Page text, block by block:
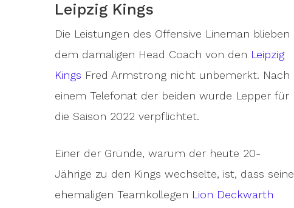
Leipzig Kings
Die Leistungen des Offensive Lineman blieben
dem damaligen Head Coach von den Leipzig
Kings Fred Armstrong nicht unbemerkt. Nach
einem Telefonat der beiden wurde Lepper für
die Saison 2022 verpflichtet.
Einer der Gründe, warum der heute 20-
Jährige zu den Kings wechselte, ist, dass seine
ehemaligen Teamkollegen Lion Deckwarth